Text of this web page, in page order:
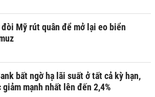
đòi Mỹ rút quân để mở lại eo biển
bất ngờ hạ lãi suất ở tất cả kỳ hạn,
giảm mạnh nhất lên đến 2,4%